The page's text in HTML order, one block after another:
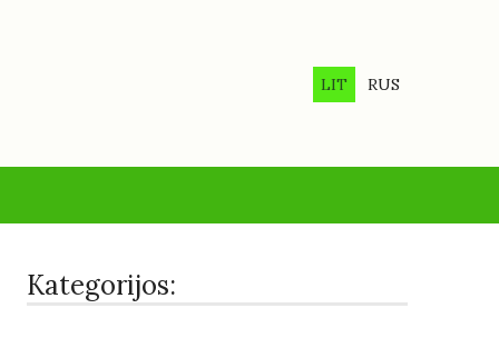
LIT RUS
Kategorijos: